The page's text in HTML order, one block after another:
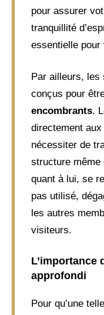
pour assurer
tranquillité
essentielle
Par ailleurs, les
conçus pour
encombrants.
directement
nécessiter de
structure même
quant à lui, se
pas utilisé,
les autres
visiteurs.
L’importance
approfondi
Pour qu’une